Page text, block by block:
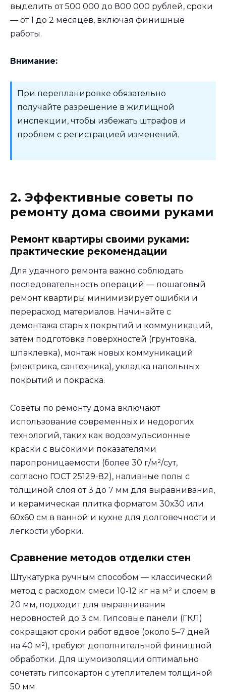
выделить от 500 000 до 800 000 рублей, сроки
— от 1 до 2 месяцев, включая финишные
работы.
Внимание:
При перепланировке обязательно
получайте разрешение в жилищной
инспекции, чтобы избежать штрафов и
проблем с регистрацией изменений.
2. Эффективные советы по
ремонту дома своими руками
Ремонт квартиры своими руками:
практические рекомендации
Для удачного ремонта важно соблюдать
последовательность операций — пошаговый
ремонт квартиры минимизирует ошибки и
перерасход материалов. Начинайте с
демонтажа старых покрытий и коммуникаций,
затем подготовка поверхностей (грунтовка,
шпаклевка), монтаж новых коммуникаций
(электрика, сантехника), укладка напольных
покрытий и покраска.
Советы по ремонту дома включают
использование современных и недорогих
технологий, таких как водоэмульсионные
краски с высокими показателями
паропроницаемости (более 30 г/м²/сут,
согласно ГОСТ 25129-82), наливные полы с
толщиной слоя от 3 до 7 мм для выравнивания,
и керамическая плитка форматом 30х30 или
60х60 см в ванной и кухне для долговечности и
легкости уборки.
Сравнение методов отделки стен
Штукатурка ручным способом — классический
метод с расходом смеси 10-12 кг на м² и слоем в
20 мм, подходит для выравнивания
неровностей до 3 см. Гипсовые панели (ГКЛ)
сокращают сроки работ вдвое (около 5–7 дней
на 40 м²), требуют дополнительной финишной
обработки. Для шумоизоляции оптимально
сочетать гипсокартон с утеплителем толщиной
50 мм.